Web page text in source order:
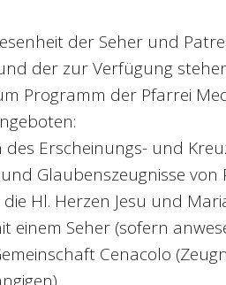
der Seher und
der zur Verfügung
Programm der Pfarrei
Erscheinungs- und
Glaubenszeugnisse von
Hl. Herzen Jesu und
einem Seher (sofern
Cenacolo